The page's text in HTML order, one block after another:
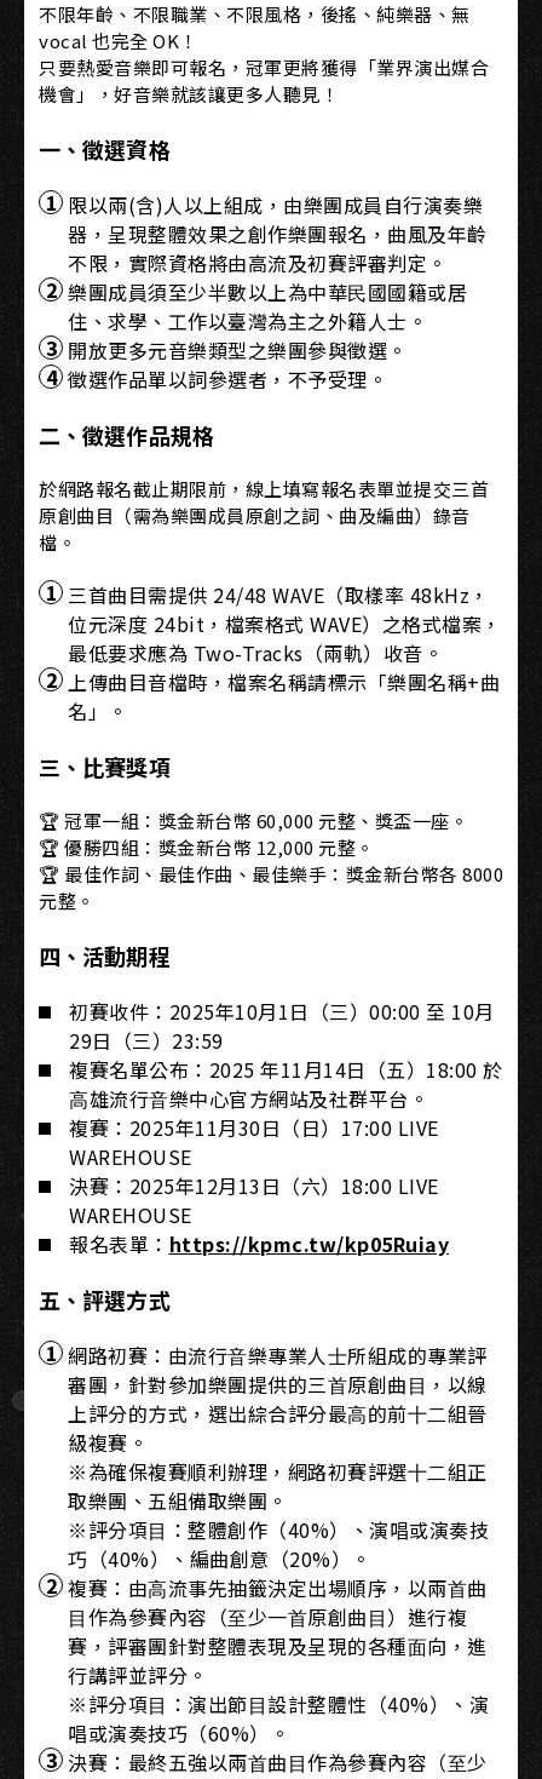
不限年齡、不限職業、不限風格，後搖、純樂器、無
vocal 也完全 OK！
只要熱愛音樂即可報名，冠軍更將獲得「業界演出媒合
機會」，好音樂就該讓更多人聽見！
一、徵選資格
限以兩(含)人以上組成，由樂團成員自行演奏樂
器，呈現整體效果之創作樂團報名，曲風及年齡
不限，實際資格將由高流及初賽評審判定。
樂團成員須至少半數以上為中華⺠國國籍或居
住、求學、工作以臺灣為主之外籍人士。
開放更多元音樂類型之樂團參與徵選。
徵選作品單以詞參選者，不予受理。
二、徵選作品規格
於網路報名截止期限前，線上填寫報名表單並提交三首
原創曲目（需為樂團成員原創之詞、曲及編曲）錄音
檔。
三首曲目需提供 24/48 WAVE（取樣率 48kHz，
位元深度 24bit，檔案格式 WAVE）之格式檔案，
最低要求應為 Two-Tracks（兩軌）收音。
上傳曲目音檔時，檔案名稱請標示「樂團名稱+曲
名」。
三、比賽獎項
🏆 冠軍一組：獎金新台幣 60,000 元整、獎盃一座。
🏆 優勝四組：獎金新台幣 12,000 元整。
🏆 最佳作詞、最佳作曲、最佳樂手：獎金新台幣各 8000
元整。
四、活動期程
初賽收件：2025年10月1日（三）00:00 至 10月
29日（三）23:59
複賽名單公布：2025 年11月14日（五）18:00 於
⾼雄流⾏⾳樂中⼼官⽅網站及社群平台。
複賽：2025年11月30日（日）17:00 LIVE
WAREHOUSE
決賽：2025年12月13日（六）18:00 LIVE
WAREHOUSE
報名表單： https://kpmc.tw/kp05Ruiay
五、評選⽅式
網路初賽：由流⾏⾳樂專業⼈⼠所組成的專業評
審團，針對參加樂團提供的三⾸原創曲⽬，以線
上評分的⽅式，選出綜合評分最⾼的前⼗⼆組晉
級複賽。
※為確保複賽順利辦理，網路初賽評選⼗⼆組正
取樂團、五組備取樂團。
※評分項⽬：整體創作（40%）、演唱或演奏技
巧（40%）、編曲創意（20%）。
複賽：由⾼流事先抽籤決定出場順序，以兩⾸曲
⽬作為參賽內容（⾄少⼀⾸原創曲⽬）進⾏複
賽，評審團針對整體表現及呈現的各種⾯向，進
⾏講評並評分。
※評分項⽬：演出節⽬設計整體性（40%）、演
唱或演奏技巧（60%）。
決賽：最終五強以兩⾸曲⽬作為參賽內容（⾄少